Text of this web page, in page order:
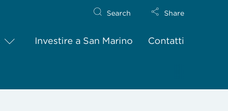
Investire a San Marino Contatti
Search Share